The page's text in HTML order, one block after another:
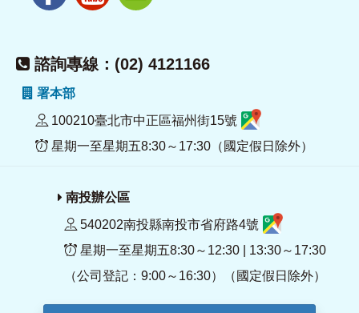
諮詢專線：(02) 4121166
署本部
100210臺北市中正區福州街15號
星期一至星期五8:30～17:30（國定假日除外）
南投辦公區
540202南投縣南投市省府路4號
星期一至星期五8:30～12:30 | 13:30～17:30
（公司登記：9:00～16:30）（國定假日除外）